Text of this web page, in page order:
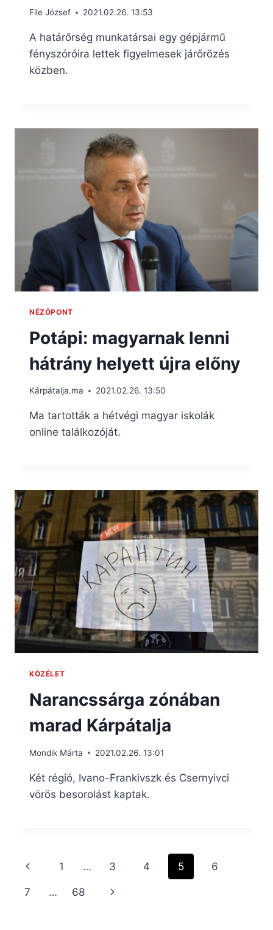
File József 2021.02.26. 13:53
A határőrség munkatársai egy gépjármű
fényszóróira lettek figyelmesek járőrözés
közben.
NÉZŐPONT
Potápi: magyarnak lenni
hátrány helyett újra előny
Kárpátalja.ma 2021.02.26. 13:50
Ma tartották a hétvégi magyar iskolák
online találkozóját.
KÖZÉLET
Narancssárga zónában
marad Kárpátalja
Mondik Márta 2021.02.26. 13:01
Két régió, Ivano-Frankivszk és Csernyivci
vörös besorolást kaptak.
Page
navigation
Previous
Page
1 … 3 4 5 6
7 … 68
Next